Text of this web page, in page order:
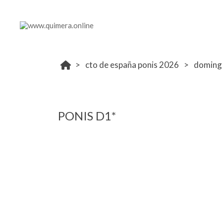
cto de españa ponis 2026
PONIS D1*